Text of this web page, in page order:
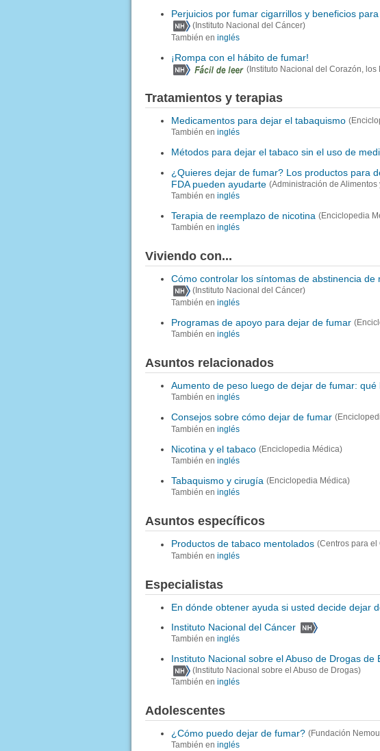
Perjuicios por fumar cigarrillos y beneficios
(Instituto Nacional del Cáncer)
También en inglés
¡Rompa con el hábito de fumar!
(Instituto Nacional del Corazón, los
Tratamientos y terapias
Medicamentos para dejar el tabaquismo
También en inglés
Métodos para dejar el tabaco sin el uso de
¿Quieres dejar de fumar? Los productos para
FDA pueden ayudarte (Administración de
También en inglés
Terapia de reemplazo de nicotina (Enciclopedia
También en inglés
Viviendo con...
Cómo controlar los síntomas de abstinencia de
(Instituto Nacional del Cáncer)
También en inglés
Programas de apoyo para dejar de fumar
También en inglés
Asuntos relacionados
Aumento de peso luego de dejar de fumar: qué
También en inglés
Consejos sobre cómo dejar de fumar
También en inglés
Nicotina y el tabaco (Enciclopedia Médica)
También en inglés
Tabaquismo y cirugía (Enciclopedia Médica)
También en inglés
Asuntos específicos
Productos de tabaco mentolados (Centros para el
También en inglés
Especialistas
En dónde obtener ayuda si usted decide dejar
Instituto Nacional del Cáncer
También en inglés
Instituto Nacional sobre el Abuso de Drogas de
(Instituto Nacional sobre el Abuso de Drogas)
También en inglés
Adolescentes
¿Cómo puedo dejar de fumar? (Fundación
También en inglés